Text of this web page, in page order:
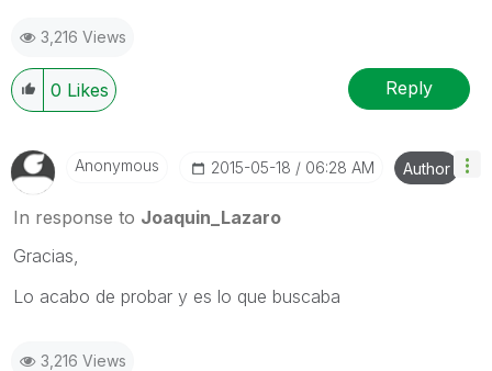
3,216 Views
0 Likes Reply
Anonymous ‎2015-05-18 06:28 AM Author
In response to Joaquin_Lazaro
Gracias,
Lo acabo de probar y es lo que buscaba
3,216 Views